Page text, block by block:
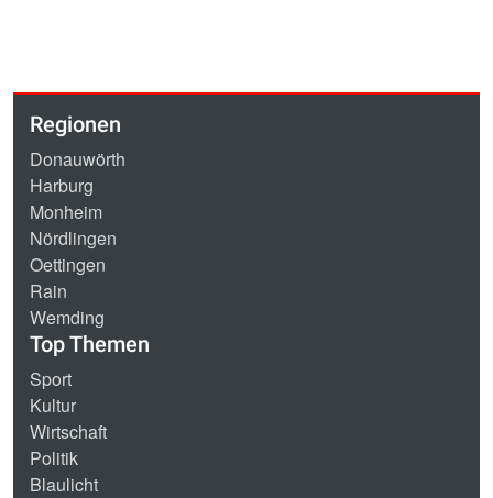
Regionen
Donauwörth
Harburg
Monheim
Nördlingen
Oettingen
Rain
Wemding
Top Themen
Sport
Kultur
Wirtschaft
Politik
Blaulicht